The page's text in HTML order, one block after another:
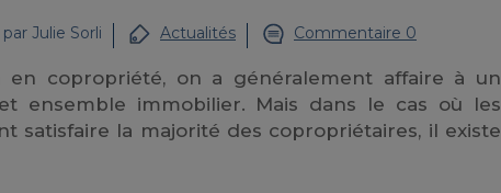
Julie Sorli Actualités Commentaire 0
copropriété, on a généralement affaire à un
ensemble immobilier. Mais dans le cas où les
satisfaire la majorité des copropriétaires, il existe